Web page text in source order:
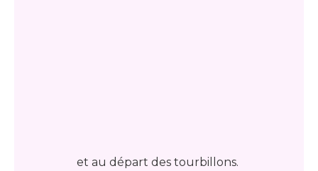
et au départ des tourbillons.